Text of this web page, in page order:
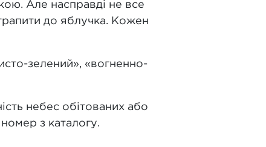
Але насправді не все
до яблучка. Кожен
зелений», «вогненно-
небес обітованих або
з каталогу.